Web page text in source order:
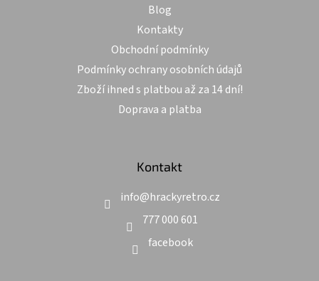
Blog
Kontakty
Obchodní podmínky
Podmínky ochrany osobních údajů
Zboží ihned s platbou až za 14 dní!
Doprava a platba
Kontakt
info@hrackyretro.cz
777 000 601
facebook